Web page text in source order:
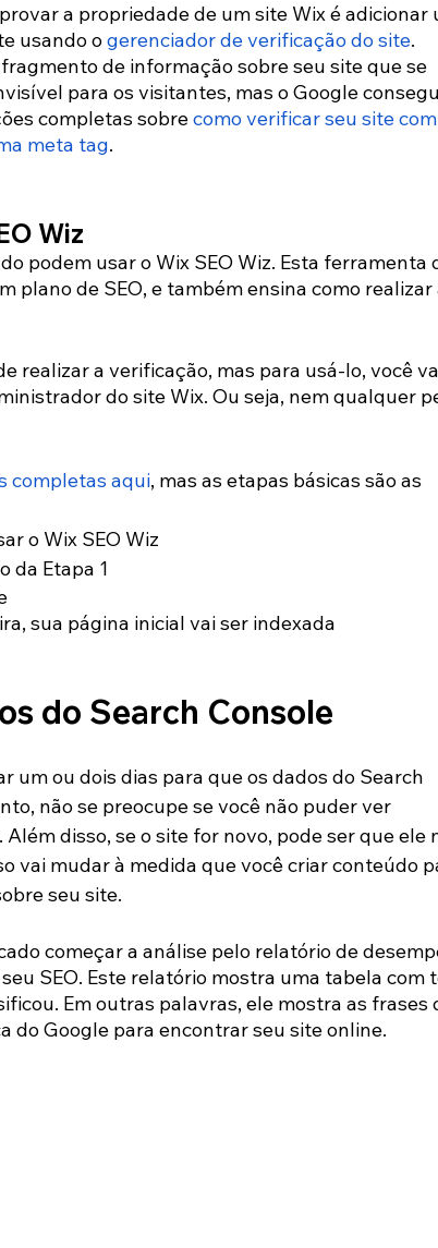
a propriedade de um site Wix é adicionar
usando o gerenciador de verificação do site.
de informação sobre seu site que se
para os visitantes, mas o Google
completas sobre como verificar seu site
meta tag.
Wiz
podem usar o Wix SEO Wiz. Esta ferramenta
plano de SEO, e também ensina como realizar
realizar a verificação, mas para usá-lo, você
do site Wix. Ou seja, nem qualquer
completas aqui, mas as etapas básicas são as
o Wix SEO Wiz
da Etapa 1
sua página inicial vai ser indexada
do Search Console
um ou dois dias para que os dados do Search
não se preocupe se você não puder ver
disso, se o site for novo, pode ser que ele
vai mudar à medida que você criar conteúdo
seu site.
começar a análise pelo relatório de
SEO. Este relatório mostra uma tabela com
Em outras palavras, ele mostra as frases
do Google para encontrar seu site online.